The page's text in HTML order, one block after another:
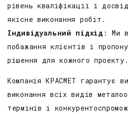
рівень кваліфікації і
якісне виконання робіт.
Індивідуальний підхід : Ми
побажання клієнтів і
рішення для кожного проекту.
Компанія КРАСМЕТ гарантує
виконання всіх видів
термінів і